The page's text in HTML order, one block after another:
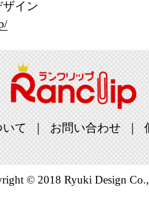
イン
て お問い合わせ
© 2018 Ryuki Design